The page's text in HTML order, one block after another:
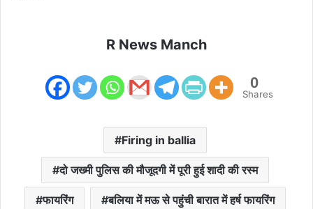
R News Manch
0
Shares
Firing in ballia
दो जख्मी पुलिस की मौजूदगी में पूरी हुई शादी की रस्म
फायरिंग बलिया में मऊ से पहुंची बारात में हर्ष फायरिंग